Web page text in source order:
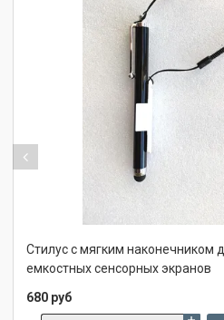
Стилус с мягким наконечником
емкостных сенсорных экранов
680 руб